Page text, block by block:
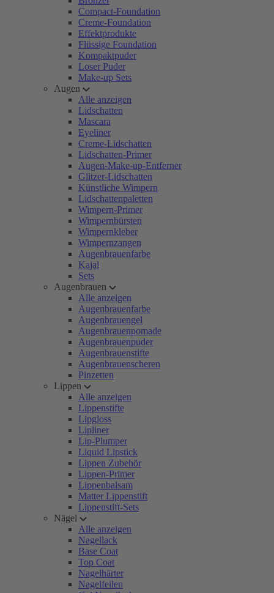
Compact-Foundation
Creme-Foundation
Effektprodukte
Flüssige Foundation
Kompaktpuder
Loser Puder
Make-up Sets
Augen
Alle anzeigen
Lidschatten
Mascara
Eyeliner
Creme-Lidschatten
Lidschatten-Primer
Augen-Make-up-Entferner
Glitzer-Lidschatten
Künstliche Wimpern
Lidschattenpaletten
Wimpern-Primer
Wimpernbürsten
Wimpernkleber
Wimpernzangen
Augenbrauenfarbe
Kajal
Sets
Augenbrauen
Alle anzeigen
Augenbrauenfarbe
Augenbrauengel
Augenbrauenpomade
Augenbrauenpuder
Augenbrauenstifte
Augenbrauenscheren
Pinzetten
Lippen
Alle anzeigen
Lippenstifte
Lipgloss
Lipliner
Lip-Plumper
Liquid Lipstick
Lippen Zubehör
Lippen-Primer
Lippenbalsam
Matter Lippenstift
Lippenstift-Sets
Nägel
Alle anzeigen
Nagellack
Base Coat
Top Coat
Nagelhärter
Nagelfeilen